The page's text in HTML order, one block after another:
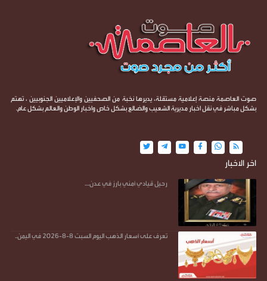
صوت العاصمة منصة إعلامية مستقلة، يديرها نخبة من الصحفيين والإعلاميين الجنوبيين ، تهتم
بشكل مباشر في نقل اخبار مديرية الشعيب والضالع بشكل خاص واخبار الوطن والعالم بشكل عام.
اخر الاخبار
رحيل قيادي أمني بارز في عدن....
تعرف على أسعار الذهب اليوم السبت 8-8-2026 في اليمن..